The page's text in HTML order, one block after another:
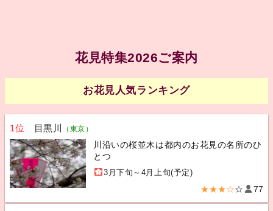
花見特集2026ご案内
お花見人気ランキング
1位 目黒川 （東京）
川沿いの桜並木は都内のお花見の名所のひ
とつ
3月下旬～4月上旬(予定)
★★★☆☆ 77